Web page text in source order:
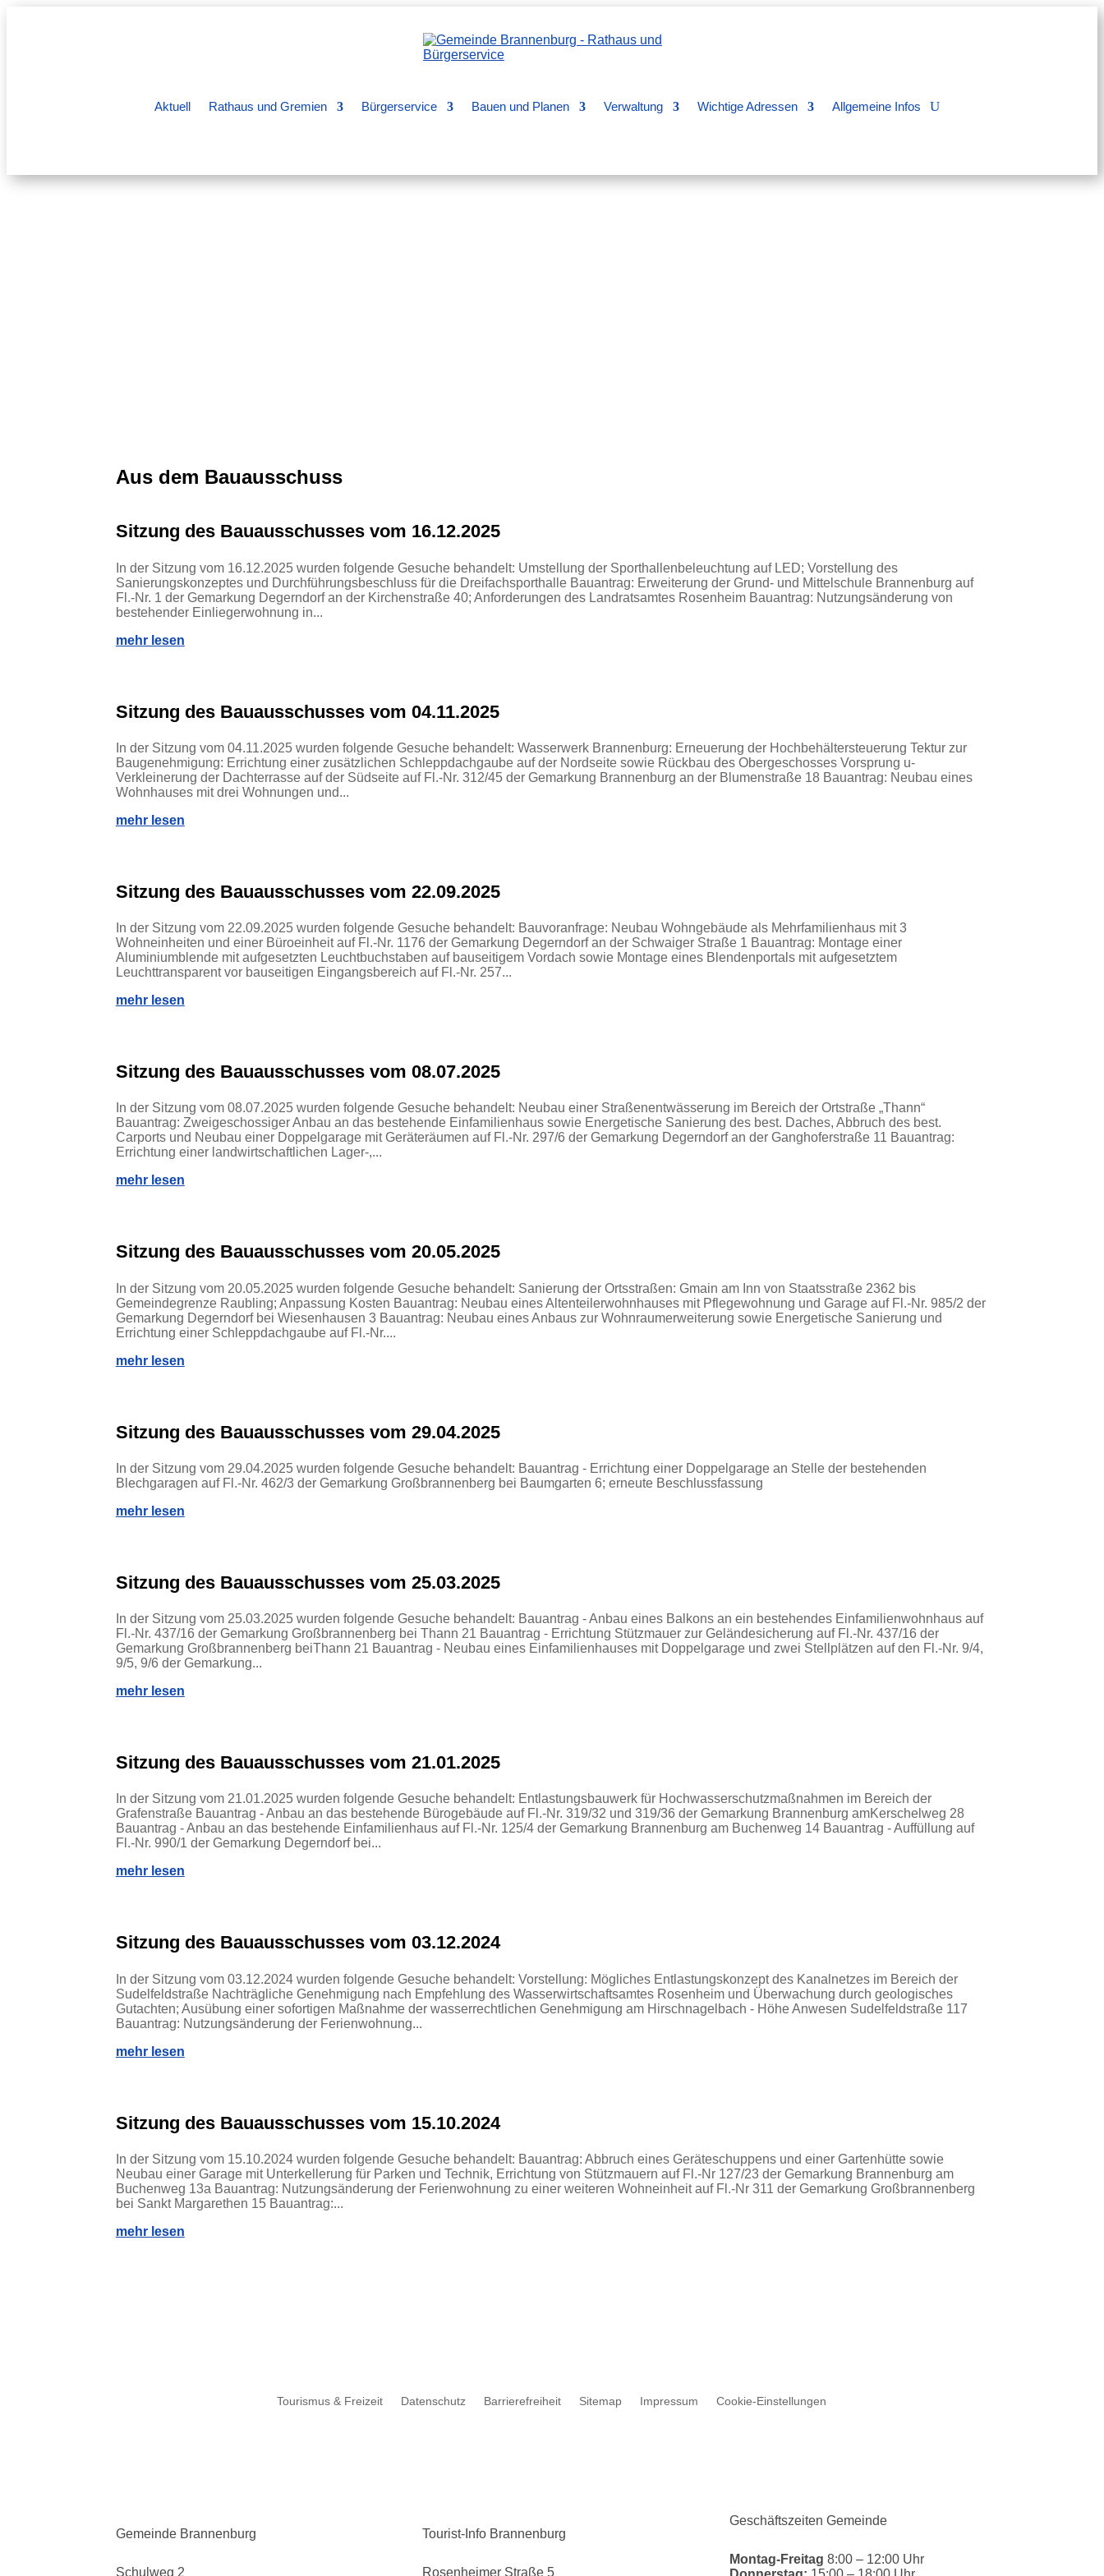
Aktuell Rathaus und Gremien Bürgerservice Bauen und Planen Verwaltung Wichtige Adressen Allgemeine Infos
Aus dem Bauausschuss
Sitzung des Bauausschusses vom 16.12.2025
In der Sitzung vom 16.12.2025 wurden folgende Gesuche behandelt: Umstellung der Sporthallenbeleuchtung auf LED; Vorstellung des
Sanierungskonzeptes und Durchführungsbeschluss für die Dreifachsporthalle Bauantrag: Erweiterung der Grund- und Mittelschule Brannenburg auf
Fl.-Nr. 1 der Gemarkung Degerndorf an der Kirchenstraße 40; Anforderungen des Landratsamtes Rosenheim Bauantrag: Nutzungsänderung von
bestehender Einliegerwohnung in...
mehr lesen
Sitzung des Bauausschusses vom 04.11.2025
In der Sitzung vom 04.11.2025 wurden folgende Gesuche behandelt: Wasserwerk Brannenburg: Erneuerung der Hochbehältersteuerung Tektur zur
Baugenehmigung: Errichtung einer zusätzlichen Schleppdachgaube auf der Nordseite sowie Rückbau des Obergeschosses Vorsprung u-
Verkleinerung der Dachterrasse auf der Südseite auf Fl.-Nr. 312/45 der Gemarkung Brannenburg an der Blumenstraße 18 Bauantrag: Neubau eines
Wohnhauses mit drei Wohnungen und...
mehr lesen
Sitzung des Bauausschusses vom 22.09.2025
In der Sitzung vom 22.09.2025 wurden folgende Gesuche behandelt: Bauvoranfrage: Neubau Wohngebäude als Mehrfamilienhaus mit 3
Wohneinheiten und einer Büroeinheit auf Fl.-Nr. 1176 der Gemarkung Degerndorf an der Schwaiger Straße 1 Bauantrag: Montage einer
Aluminiumblende mit aufgesetzten Leuchtbuchstaben auf bauseitigem Vordach sowie Montage eines Blendenportals mit aufgesetztem
Leuchttransparent vor bauseitigen Eingangsbereich auf Fl.-Nr. 257...
mehr lesen
Sitzung des Bauausschusses vom 08.07.2025
In der Sitzung vom 08.07.2025 wurden folgende Gesuche behandelt: Neubau einer Straßenentwässerung im Bereich der Ortstraße „Thann“
Bauantrag: Zweigeschossiger Anbau an das bestehende Einfamilienhaus sowie Energetische Sanierung des best. Daches, Abbruch des best.
Carports und Neubau einer Doppelgarage mit Geräteräumen auf Fl.-Nr. 297/6 der Gemarkung Degerndorf an der Ganghoferstraße 11 Bauantrag:
Errichtung einer landwirtschaftlichen Lager-,...
mehr lesen
Sitzung des Bauausschusses vom 20.05.2025
In der Sitzung vom 20.05.2025 wurden folgende Gesuche behandelt: Sanierung der Ortsstraßen: Gmain am Inn von Staatsstraße 2362 bis
Gemeindegrenze Raubling; Anpassung Kosten Bauantrag: Neubau eines Altenteilerwohnhauses mit Pflegewohnung und Garage auf Fl.-Nr. 985/2 der
Gemarkung Degerndorf bei Wiesenhausen 3 Bauantrag: Neubau eines Anbaus zur Wohnraumerweiterung sowie Energetische Sanierung und
Errichtung einer Schleppdachgaube auf Fl.-Nr....
mehr lesen
Sitzung des Bauausschusses vom 29.04.2025
In der Sitzung vom 29.04.2025 wurden folgende Gesuche behandelt: Bauantrag - Errichtung einer Doppelgarage an Stelle der bestehenden
Blechgaragen auf Fl.-Nr. 462/3 der Gemarkung Großbrannenberg bei Baumgarten 6; erneute Beschlussfassung
mehr lesen
Sitzung des Bauausschusses vom 25.03.2025
In der Sitzung vom 25.03.2025 wurden folgende Gesuche behandelt: Bauantrag - Anbau eines Balkons an ein bestehendes Einfamilienwohnhaus auf
Fl.-Nr. 437/16 der Gemarkung Großbrannenberg bei Thann 21 Bauantrag - Errichtung Stützmauer zur Geländesicherung auf Fl.-Nr. 437/16 der
Gemarkung Großbrannenberg beiThann 21 Bauantrag - Neubau eines Einfamilienhauses mit Doppelgarage und zwei Stellplätzen auf den Fl.-Nr. 9/4,
9/5, 9/6 der Gemarkung...
mehr lesen
Sitzung des Bauausschusses vom 21.01.2025
In der Sitzung vom 21.01.2025 wurden folgende Gesuche behandelt: Entlastungsbauwerk für Hochwasserschutzmaßnahmen im Bereich der
Grafenstraße Bauantrag - Anbau an das bestehende Bürogebäude auf Fl.-Nr. 319/32 und 319/36 der Gemarkung Brannenburg amKerschelweg 28
Bauantrag - Anbau an das bestehende Einfamilienhaus auf Fl.-Nr. 125/4 der Gemarkung Brannenburg am Buchenweg 14 Bauantrag - Auffüllung auf
Fl.-Nr. 990/1 der Gemarkung Degerndorf bei...
mehr lesen
Sitzung des Bauausschusses vom 03.12.2024
In der Sitzung vom 03.12.2024 wurden folgende Gesuche behandelt: Vorstellung: Mögliches Entlastungskonzept des Kanalnetzes im Bereich der
Sudelfeldstraße Nachträgliche Genehmigung nach Empfehlung des Wasserwirtschaftsamtes Rosenheim und Überwachung durch geologisches
Gutachten; Ausübung einer sofortigen Maßnahme der wasserrechtlichen Genehmigung am Hirschnagelbach - Höhe Anwesen Sudelfeldstraße 117
Bauantrag: Nutzungsänderung der Ferienwohnung...
mehr lesen
Sitzung des Bauausschusses vom 15.10.2024
In der Sitzung vom 15.10.2024 wurden folgende Gesuche behandelt: Bauantrag: Abbruch eines Geräteschuppens und einer Gartenhütte sowie
Neubau einer Garage mit Unterkellerung für Parken und Technik, Errichtung von Stützmauern auf Fl.-Nr 127/23 der Gemarkung Brannenburg am
Buchenweg 13a Bauantrag: Nutzungsänderung der Ferienwohnung zu einer weiteren Wohneinheit auf Fl.-Nr 311 der Gemarkung Großbrannenberg
bei Sankt Margarethen 15 Bauantrag:...
mehr lesen
Tourismus & Freizeit Datenschutz Barrierefreiheit Sitemap Impressum Cookie-Einstellungen
Gemeinde Brannenburg
Schulweg 2
Tourist-Info Brannenburg
Rosenheimer Straße 5
Geschäftszeiten Gemeinde
Montag-Freitag 8:00 – 12:00 Uhr